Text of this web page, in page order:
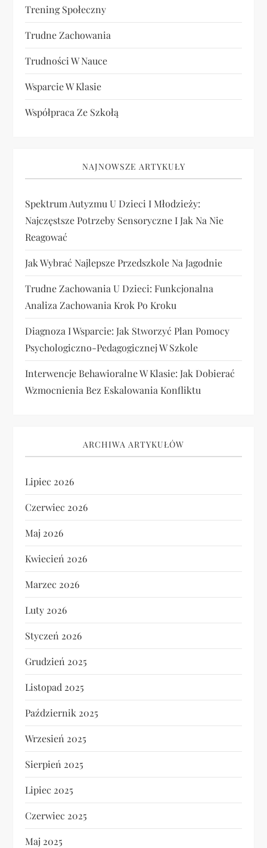
Trening Społeczny
Trudne Zachowania
Trudności W Nauce
Wsparcie W Klasie
Współpraca Ze Szkołą
NAJNOWSZE ARTYKUŁY
Spektrum Autyzmu U Dzieci I Młodzieży:
Najczęstsze Potrzeby Sensoryczne I Jak Na Nie
Reagować
Jak Wybrać Najlepsze Przedszkole Na Jagodnie
Trudne Zachowania U Dzieci: Funkcjonalna
Analiza Zachowania Krok Po Kroku
Diagnoza I Wsparcie: Jak Stworzyć Plan Pomocy
Psychologiczno-Pedagogicznej W Szkole
Interwencje Behawioralne W Klasie: Jak Dobierać
Wzmocnienia Bez Eskalowania Konfliktu
ARCHIWA ARTYKUŁÓW
Lipiec 2026
Czerwiec 2026
Maj 2026
Kwiecień 2026
Marzec 2026
Luty 2026
Styczeń 2026
Grudzień 2025
Listopad 2025
Październik 2025
Wrzesień 2025
Sierpień 2025
Lipiec 2025
Czerwiec 2025
Maj 2025